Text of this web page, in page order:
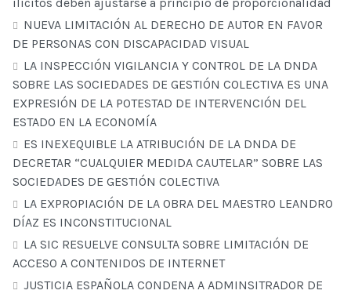
ilícitos deben ajustarse a principio de proporcionalidad
NUEVA LIMITACIÓN AL DERECHO DE AUTOR EN FAVOR
DE PERSONAS CON DISCAPACIDAD VISUAL
LA INSPECCIÓN VIGILANCIA Y CONTROL DE LA DNDA
SOBRE LAS SOCIEDADES DE GESTIÓN COLECTIVA ES UNA
EXPRESIÓN DE LA POTESTAD DE INTERVENCIÓN DEL
ESTADO EN LA ECONOMÍA
ES INEXEQUIBLE LA ATRIBUCIÓN DE LA DNDA DE
DECRETAR “CUALQUIER MEDIDA CAUTELAR” SOBRE LAS
SOCIEDADES DE GESTIÓN COLECTIVA
LA EXPROPIACIÓN DE LA OBRA DEL MAESTRO LEANDRO
DÍAZ ES INCONSTITUCIONAL
LA SIC RESUELVE CONSULTA SOBRE LIMITACIÓN DE
ACCESO A CONTENIDOS DE INTERNET
JUSTICIA ESPAÑOLA CONDENA A ADMINSITRADOR DE